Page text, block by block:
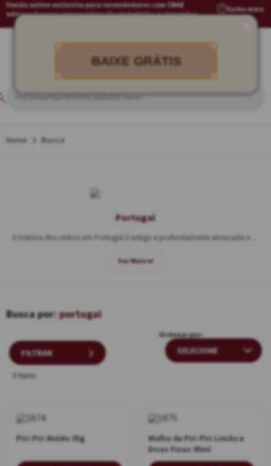
BAIXE GRÁTIS
Venda online exclusiva para revendedores com CNAE
adequado para comercialização de bebidas e alimentos
Saiba mais
Busca
Portugal
Ver Mais
portugal
3 Itens
FILTRAR
Ordenar por:
Piri-Piri Moído 35g
Molho de Piri-Piri Limão e
Ervas Finas 95ml